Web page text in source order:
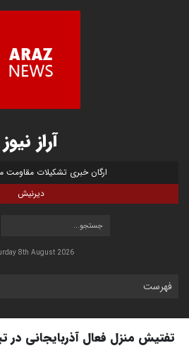
آراز نیوز
ارگان خبری تشکیلات مقاومت
دیرنیش
8th August 2026
تفتیش منزل فعال آذربایجانی در